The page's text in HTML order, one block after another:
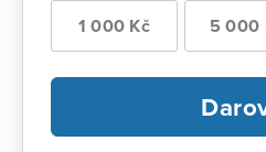
1 000 Kč 5 000